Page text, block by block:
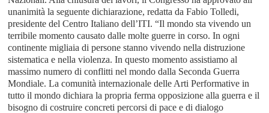
unanimità la seguente dichiarazione, redatta da Fabio Tolledi,
presidente del Centro Italiano dell’ITI. “Il mondo sta vivendo un
terribile momento causato dalle molte guerre in corso. In ogni
continente migliaia di persone stanno vivendo nella distruzione
sistematica e nella violenza. In questo momento assistiamo al
massimo numero di conflitti nel mondo dalla Seconda Guerra
Mondiale. La comunità internazionale delle Arti Performative in
tutto il mondo dichiara la propria ferma opposizione alla guerra e il
bisogno di costruire concreti percorsi di pace e di dialogo